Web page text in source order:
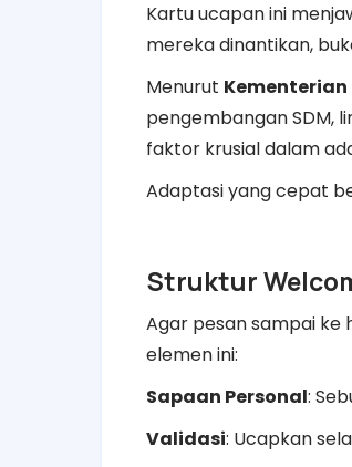
​Kartu ucapan ini
mereka dinantikan,
​Menurut
pengembangan SDM,
faktor krusial dalam
Adaptasi yang cepat
​Struktur
​Agar pesan sampai ke
elemen ini:
Sapaan Personal:
Validasi: Ucapkan